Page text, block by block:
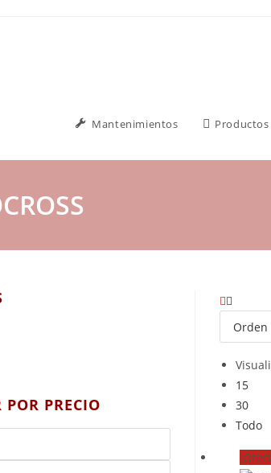
Mantenimientos Productos
15
30
Todo
POR PRECIO